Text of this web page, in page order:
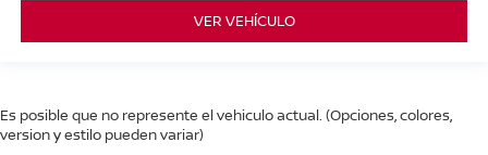
VER VEHÍCULO
Es posible que no represente el vehiculo actual. (Opciones, colores,
version y estilo pueden variar)